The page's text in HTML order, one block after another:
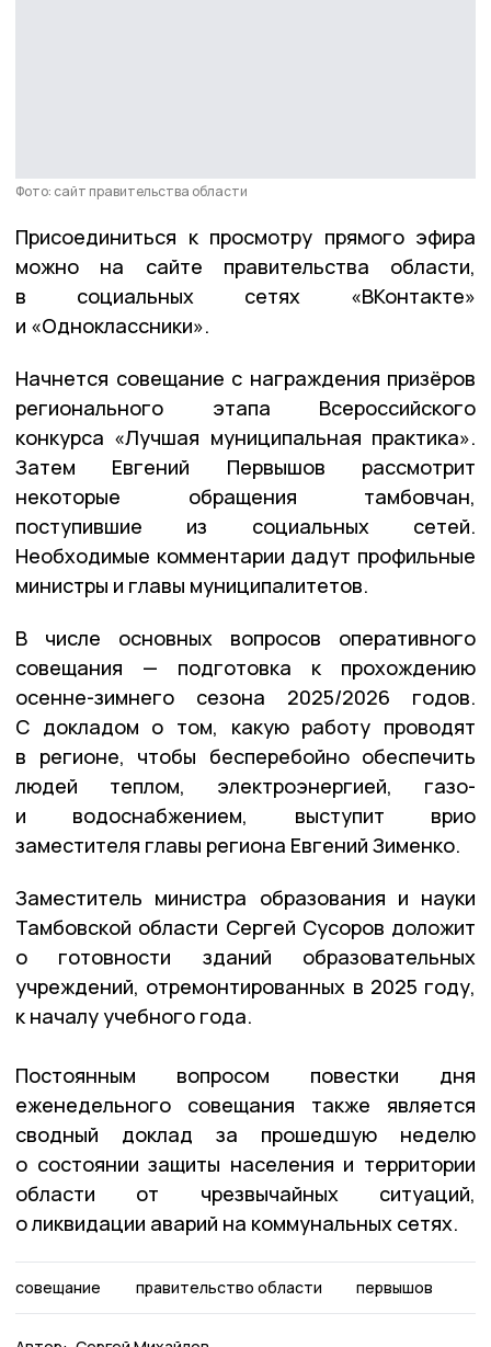
Фото: сайт правительства области
Присоединиться к просмотру прямого эфира
можно на сайте правительства области,
в социальных сетях «ВКонтакте»
и «Одноклассники».
Начнется совещание с награждения призёров
регионального этапа Всероссийского
конкурса «Лучшая муниципальная практика».
Затем Евгений Первышов рассмотрит
некоторые обращения тамбовчан,
поступившие из социальных сетей.
Необходимые комментарии дадут профильные
министры и главы муниципалитетов.
В числе основных вопросов оперативного
совещания — подготовка к прохождению
осенне-зимнего сезона 2025/2026 годов.
С докладом о том, какую работу проводят
в регионе, чтобы бесперебойно обеспечить
людей теплом, электроэнергией, газо-
и водоснабжением, выступит врио
заместителя главы региона Евгений Зименко.
Заместитель министра образования и науки
Тамбовской области Сергей Сусоров доложит
о готовности зданий образовательных
учреждений, отремонтированных в 2025 году,
к началу учебного года.
Постоянным вопросом повестки дня
еженедельного совещания также является
сводный доклад за прошедшую неделю
о состоянии защиты населения и территории
области от чрезвычайных ситуаций,
о ликвидации аварий на коммунальных сетях.
совещание правительство области первышов